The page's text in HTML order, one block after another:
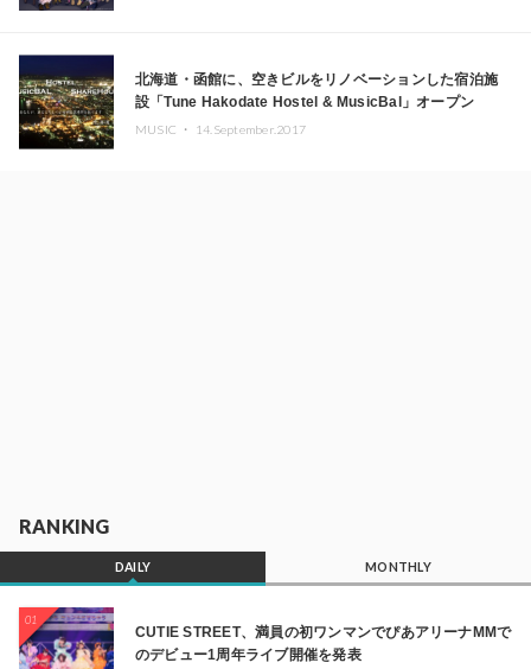
北海道・函館に、空きビルをリノベーションした宿泊施
設「Tune Hakodate Hostel & MusicBal」オープン
MUSIC ・ 14.September.2017
RANKING
DAILY MONTHLY
01
CUTIE STREET、満員の初ワンマンでぴあアリーナMMで
のデビュー1周年ライブ開催を発表